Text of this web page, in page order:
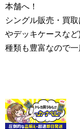
本舗へ！
シングル販売・買
やデッキケースなど
種類も豊富なので